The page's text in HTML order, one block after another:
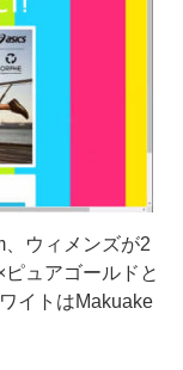
ウィメンズが2
ュアゴールドと
イトはMakuake